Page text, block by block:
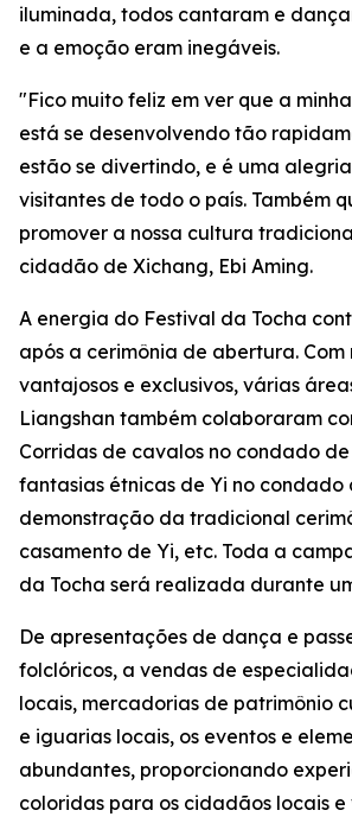
iluminada, todos cantaram e
e a emoção eram inegáveis.
"Fico muito feliz em ver que a
está se desenvolvendo tão
estão se divertindo, e é uma
visitantes de todo o país. Também
promover a nossa cultura
cidadão de Xichang, Ebi Aming.
A energia do Festival da Tocha
após a cerimônia de abertura. Com
vantajosos e exclusivos, várias
Liangshan também colaboraram
Corridas de cavalos no condado
fantasias étnicas de ‌Yi no condado
demonstração da tradicional
casamento de Yi, etc. Toda a
da Tocha será realizada durante
De apresentações de dança e
folclóricos, a vendas de
locais, mercadorias de patrimônio
e iguarias locais, os eventos e
abundantes, proporcionando
coloridas para os cidadãos locais e